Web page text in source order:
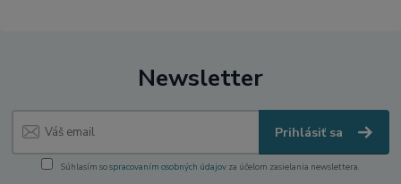
Newsletter
Prihlásiť sa
Súhlasím sospracovaním osobných údajov za účelom zasielania newslettera.